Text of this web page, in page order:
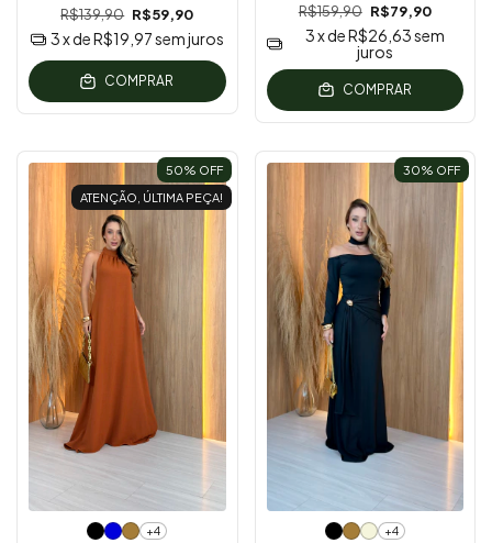
R$139,90 R$59,90
3x deR$19,97sem juros
COMPRAR
R$159,90 R$79,90
3x deR$26,63sem
juros
COMPRAR
50% OFF
ATENÇÃO, ÚLTIMA PEÇA!
+4
30% OFF
+4